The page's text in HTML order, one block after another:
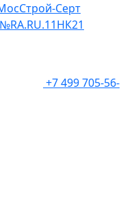
Серт
+7 499 705-56-